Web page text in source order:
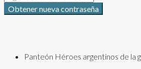
Obtener nueva contraseña
Panteón Héroes argentinos de la